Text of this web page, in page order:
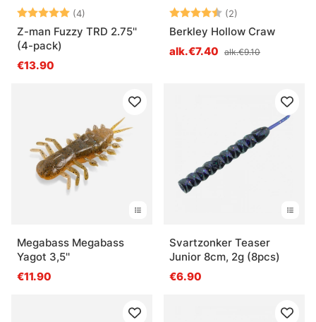
Arvio: (4)
5.0 5:sta tähdestä
Z-man Fuzzy TRD 2.75''
(4-pack)
€13.90
Arvio: (2)
Berkley Hollow Craw
alk.€7.40 alk.€9.10
Megabass Megabass
Yagot 3,5''
€11.90
Svartzonker Teaser
Junior 8cm, 2g (8pcs)
€6.90